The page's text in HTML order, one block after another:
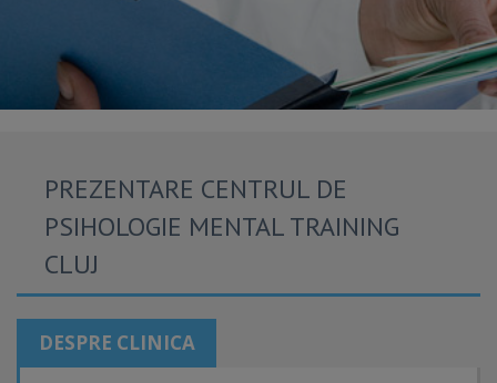
PREZENTARE CENTRUL DE
PSIHOLOGIE MENTAL TRAINING
CLUJ
DESPRE CLINICA